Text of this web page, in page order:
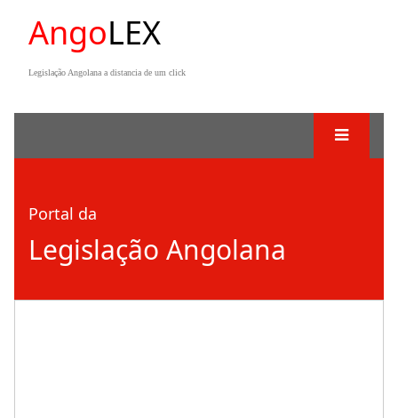
AngoLEX
Legislação Angolana a distancia de um click
Portal da
Legislação Angolana